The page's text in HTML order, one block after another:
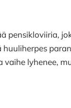
pensikloviiria,
vaihe lyhenee,